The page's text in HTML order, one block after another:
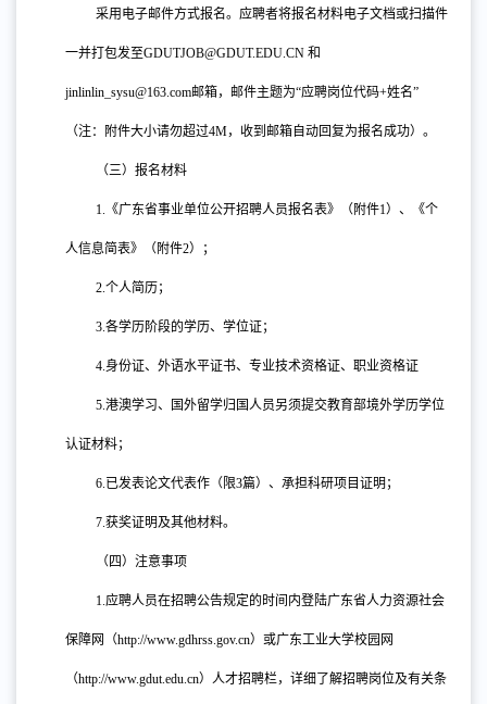
采用电子邮件方式报名。应聘者将报名材料电子文档或扫描件
一并打包发至GDUTJOB@GDUT.EDU.CN 和
jinlinlin_sysu@163.com邮箱，邮件主题为“应聘岗位代码+姓名”
（注：附件大小请勿超过4M，收到邮箱自动回复为报名成功）。
（三）报名材料
1. 《广东省事业单位公开招聘人员报名表》（附件1）、《个
人信息简表》（附件2）；
2.个人简历；
3.各学历阶段的学历、学位证；
4.身份证、外语水平证书、专业技术资格证、职业资格证
5.港澳学习、国外留学归国人员另须提交教育部境外学历学位
认证材料；
6.已发表论文代表作 （限3篇）、承担科研项目证明；
7.获奖证明及其他材料。
（四）注意事项
1.应聘人员在招聘公告规定的时间内登陆广东省人力资源社会
保障网（http://www.gdhrss.gov.cn）或广东工业大学校园网
（http://www.gdut.edu.cn）人才招聘栏，详细了解招聘岗位及有关条